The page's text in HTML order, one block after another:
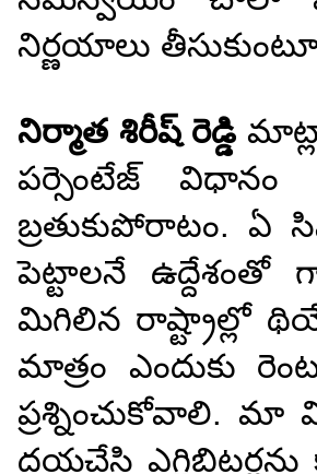
నిర్ణయాలు
నిర్మాత శిరీష్ రెడ్డి
పర్సెంటేజ్ విధానం
బ్రతుకుపోరాటం. ఏ
పెట్టాలనే ఉద్దేశంతో
మిగిలిన రాష్ట్రాల్లో
మాత్రం ఎందుకు
ప్రశ్నించుకోవాలి. మా
దయచేసి